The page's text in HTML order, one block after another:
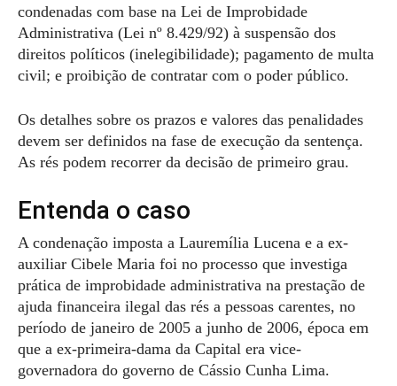
condenadas com base na Lei de Improbidade
Administrativa (Lei nº 8.429/92) à suspensão dos
direitos políticos (inelegibilidade); pagamento de multa
civil; e proibição de contratar com o poder público.
Os detalhes sobre os prazos e valores das penalidades
devem ser definidos na fase de execução da sentença.
As rés podem recorrer da decisão de primeiro grau.
Entenda o caso
A condenação imposta a Lauremília Lucena e a ex-
auxiliar Cibele Maria foi no processo que investiga
prática de improbidade administrativa na prestação de
ajuda financeira ilegal das rés a pessoas carentes, no
período de janeiro de 2005 a junho de 2006, época em
que a ex-primeira-dama da Capital era vice-
governadora do governo de Cássio Cunha Lima.